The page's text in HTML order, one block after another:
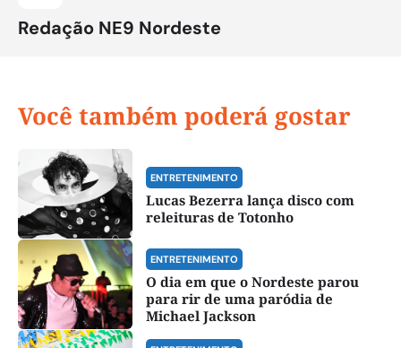
Redação NE9 Nordeste
Você também poderá gostar
ENTRETENIMENTO
Lucas Bezerra lança disco com
releituras de Totonho
ENTRETENIMENTO
O dia em que o Nordeste parou
para rir de uma paródia de
Michael Jackson